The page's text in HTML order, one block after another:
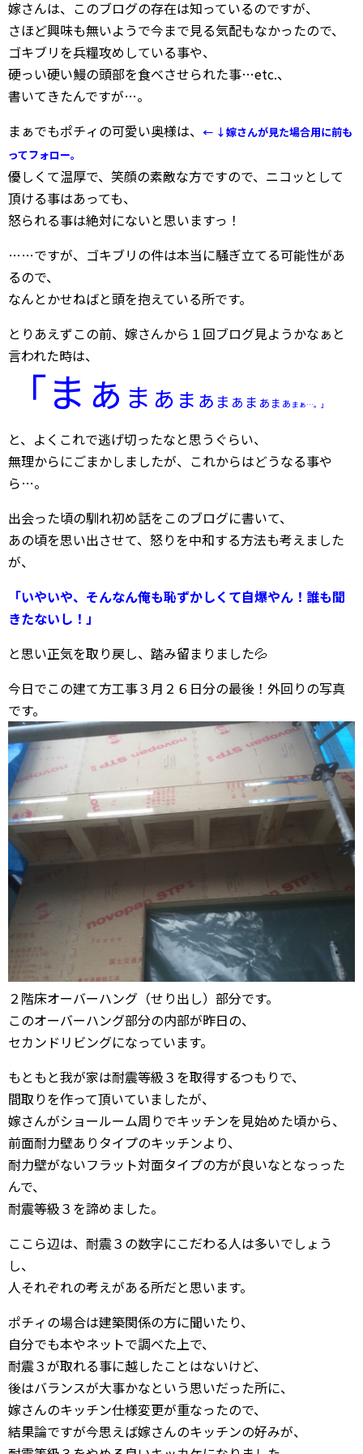
嫁さんは、このブログの存在は知っているのですが、
さほど興味も無いようで今まで見る気配もなかったので、
ゴキブリを兵糧攻めしている事や、
硬っい硬い鰻の頭部を食べさせられた事…etc.、
書いてきたんですが…。
まぁでもポチィの可愛い奥様は、 ← ↓嫁さんが見た場合用に前も
ってフォロー。
優しくて温厚で、笑顔の素敵な方ですので、ニコッとして
頂ける事はあっても、
怒られる事は絶対にないと思いますっ！
……ですが、ゴキブリの件は本当に騒ぎ立てる可能性があ
るので、
なんとかせねばと頭を抱えている所です。
とりあえずこの前、嫁さんから１回ブログ見ようかなぁと
言われた時は、
「まぁ まぁ まぁ まぁ まぁ まぁ まぁ…。」
と、よくこれで逃げ切ったなと思うぐらい、
無理からにごまかしましたが、これからはどうなる事や
ら…。
出会った頃の馴れ初め話をこのブログに書いて、
あの頃を思い出させて、怒りを中和する方法も考えました
が、
「いやいや、そんなん俺も恥ずかしくて自爆やん！誰も聞
きたないし！」
と思い正気を取り戻し、踏み留まりました💦
今日でこの建て方工事３月２６日分の最後！外回りの写真
です。
２階床オーバーハング（せり出し）部分です。
このオーバーハング部分の内部が昨日の、
セカンドリビングになっています。
もともと我が家は耐震等級３を取得するつもりで、
間取りを作って頂いていましたが、
嫁さんがショールーム周りでキッチンを見始めた頃から、
前面耐力壁ありタイプのキッチンより、
耐力壁がないフラット対面タイプの方が良いなとなっった
んで、
耐震等級３を諦めました。
ここら辺は、耐震３の数字にこだわる人は多いでしょう
し、
人それぞれの考えがある所だと思います。
ポチィの場合は建築関係の方に聞いたり、
自分でも本やネットで調べた上で、
耐震３が取れる事に越したことはないけど、
後はバランスが大事かなという思いだった所に、
嫁さんのキッチン仕様変更が重なったので、
結果論ですが今思えば嫁さんのキッチンの好みが、